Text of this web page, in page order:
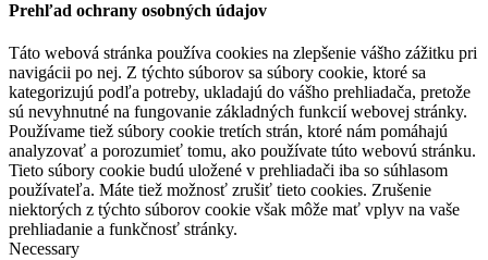
Prehľad ochrany osobných údajov
Táto webová stránka používa cookies na zlepšenie vášho zážitku pri
navigácii po nej. Z týchto súborov sa súbory cookie, ktoré sa
kategorizujú podľa potreby, ukladajú do vášho prehliadača, pretože
sú nevyhnutné na fungovanie základných funkcií webovej stránky.
Používame tiež súbory cookie tretích strán, ktoré nám pomáhajú
analyzovať a porozumieť tomu, ako používate túto webovú stránku.
Tieto súbory cookie budú uložené v prehliadači iba so súhlasom
používateľa. Máte tiež možnosť zrušiť tieto cookies. Zrušenie
niektorých z týchto súborov cookie však môže mať vplyv na vaše
prehliadanie a funkčnosť stránky.
Necessary